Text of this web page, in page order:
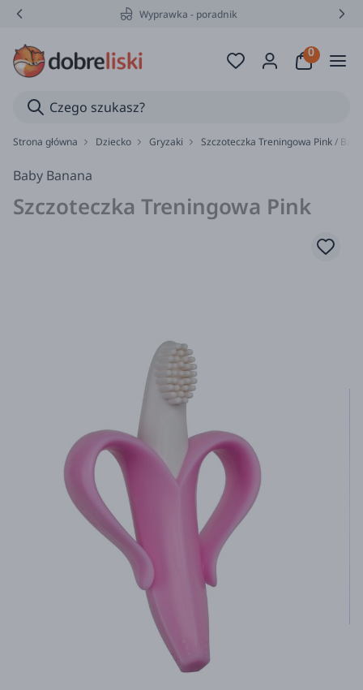
Wyprawka - poradnik
Strona główna Dziecko Gryzaki Szczoteczka Treningowa Pink /
Baby Banana
Szczoteczka Treningowa Pink